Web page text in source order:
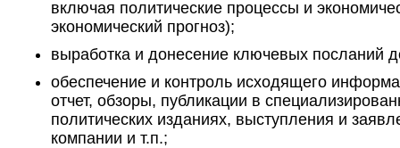
включая политические процессы и
экономический прогноз);
выработка и донесение ключевых посланий
обеспечение и контроль исходящего
отчет, обзоры, публикации в
политических изданиях, выступления и
компании и т.п.;